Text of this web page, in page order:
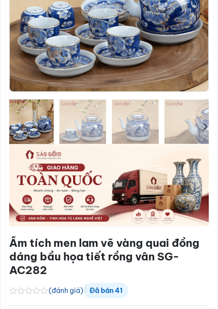
Ấm tích men lam vẽ vàng quai đồng
dáng bầu họa tiết rồng vân SG-
AC282
(đánh giá) Đã bán41